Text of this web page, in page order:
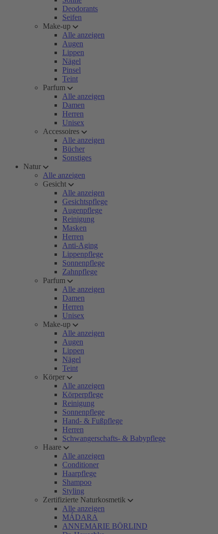
Deodorants
Seifen
Make-up
Alle anzeigen
Augen
Lippen
Nägel
Pinsel
Teint
Parfum
Alle anzeigen
Damen
Herren
Unisex
Accessoires
Alle anzeigen
Bücher
Sonstiges
Natur
Alle anzeigen
Gesicht
Alle anzeigen
Gesichtspflege
Augenpflege
Reinigung
Masken
Herren
Anti-Aging
Lippenpflege
Sonnenpflege
Zahnpflege
Parfum
Alle anzeigen
Damen
Herren
Unisex
Make-up
Alle anzeigen
Augen
Lippen
Nägel
Teint
Körper
Alle anzeigen
Körperpflege
Reinigung
Sonnenpflege
Hand- & Fußpflege
Herren
Schwangerschafts- & Babypflege
Haare
Alle anzeigen
Conditioner
Haarpflege
Shampoo
Styling
Zertifizierte Naturkosmetik
Alle anzeigen
MÁDARA
ANNEMARIE BÖRLIND